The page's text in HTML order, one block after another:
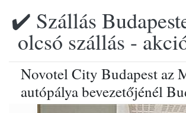
✔️ Szállás
olcsó szállás -
Novotel City Budapest az
autópálya bevezetőjénél